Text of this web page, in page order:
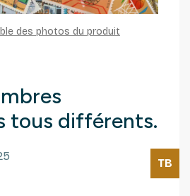
des photos du produit
tous différents.
TB